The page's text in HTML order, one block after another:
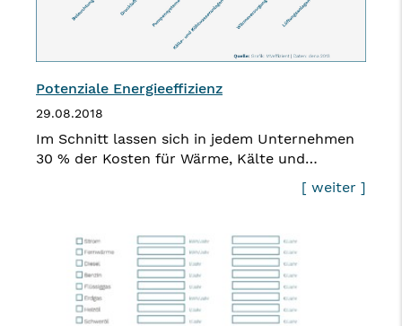
Potenziale Energieeffizienz
29.08.2018
Im Schnitt lassen sich in jedem Unternehmen
30 % der Kosten für Wärme, Kälte und…
[ weiter ]